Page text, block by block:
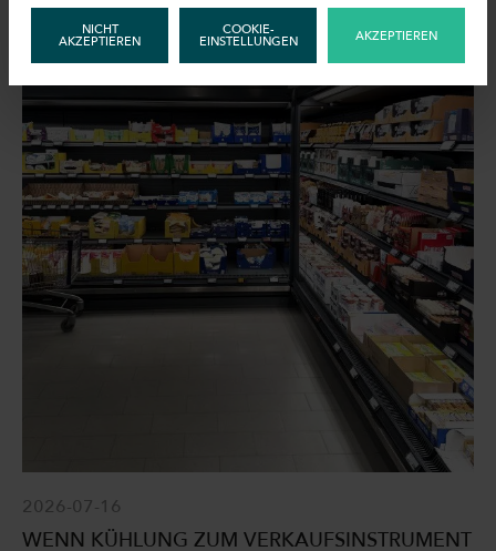
2026-07-16
WENN KÜHLUNG ZUM VERKAUFSINSTRUMENT
NICHT
AKZEPTIEREN
COOKIE-
EINSTELLUNGEN AKZEPTIEREN